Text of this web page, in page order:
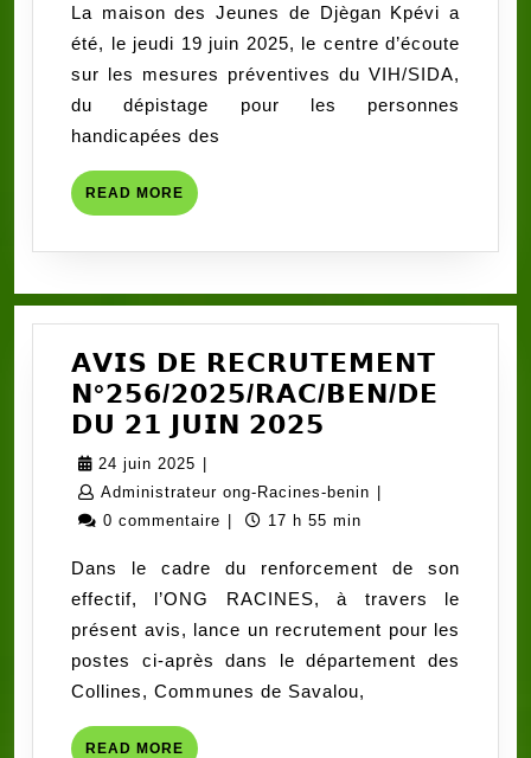
:
𝗟𝗲𝘀
𝗽𝗲𝗿𝘀𝗼𝗻𝗻𝗲𝘀
𝗵𝗮𝗻𝗱𝗶𝗰𝗮𝗽𝗲́𝗲𝘀
𝗮𝘂
𝗩𝗜𝗛/
𝗦𝗜𝗗𝗔,
𝗮𝘂𝘅
𝗵𝗲́𝗽𝗮𝘁𝗶𝘁𝗲𝘀
𝗲𝘁
𝗖,
𝗹’𝗵𝘆𝗽𝗲𝗿𝘁𝗲𝗻𝘀𝗶𝗼𝗻
𝗮𝗿𝘁𝗲́𝗿𝗶𝗲𝗹𝗹𝗲
𝗴𝗿𝗮𝘁𝘂𝗶𝘁𝗲𝗺𝗲𝗻𝘁
benin
La maison des Jeunes de Djègan Kpévi a
été, le jeudi 19 juin 2025, le centre d’écoute
sur les mesures préventives du VIH/SIDA,
du dépistage pour les personnes
handicapées des
READ MORE READ
MORE
𝗔𝗩𝗜𝗦 𝗗𝗘 𝗥𝗘𝗖𝗥𝗨𝗧𝗘𝗠𝗘𝗡𝗧
𝗡°𝟮𝟱𝟲/𝟮𝟬𝟮𝟱/𝗥𝗔𝗖/𝗕𝗘𝗡/𝗗𝗘
𝗗𝗨 𝟮𝟭 𝗝𝗨𝗜𝗡 𝟮𝟬𝟮𝟱
𝗡°𝟮𝟱𝟲/𝟮𝟬𝟮𝟱/
𝗕𝗘𝗡/
𝗗𝗘
𝗗𝗨
𝟮𝟭
𝗝𝗨𝗜𝗡
24 juin 2025 24
juin
2025
|
Administrateur ong-Racines-benin Administrateur
benin
|
0 commentaire | 17 h 55 min
Dans le cadre du renforcement de son
effectif, l’ONG RACINES, à travers le
présent avis, lance un recrutement pour les
postes ci-après dans le département des
Collines, Communes de Savalou,
READ MORE READ